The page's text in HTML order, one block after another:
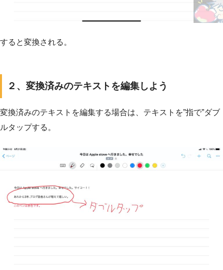
すると変換される。
２、変換済みのテキストを編集しよう
変換済みのテキストを編集する場合は、テキストを”指で”ダブ
ルタップする。